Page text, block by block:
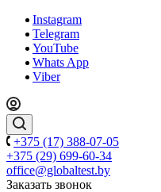
Instagram
Telegram
YouTube
Whats App
Viber
+375 (17) 388-07-05
+375 (29) 699-60-34
office@globaltest.by
Заказать звонок